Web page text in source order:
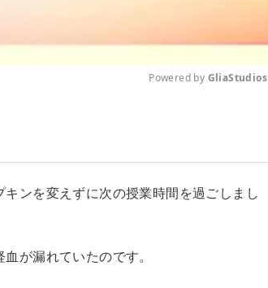
t
e
Powered by GliaStudios
ンを変えずに次の授業時間を過ごしまし
が漏れていたのです。